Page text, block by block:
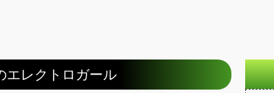
エレクトロガール